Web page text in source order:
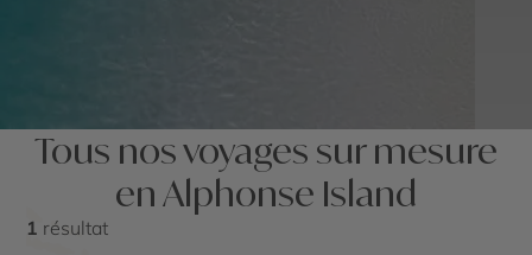
Tous nos voyages sur mesure
en Alphonse Island
1 résultat